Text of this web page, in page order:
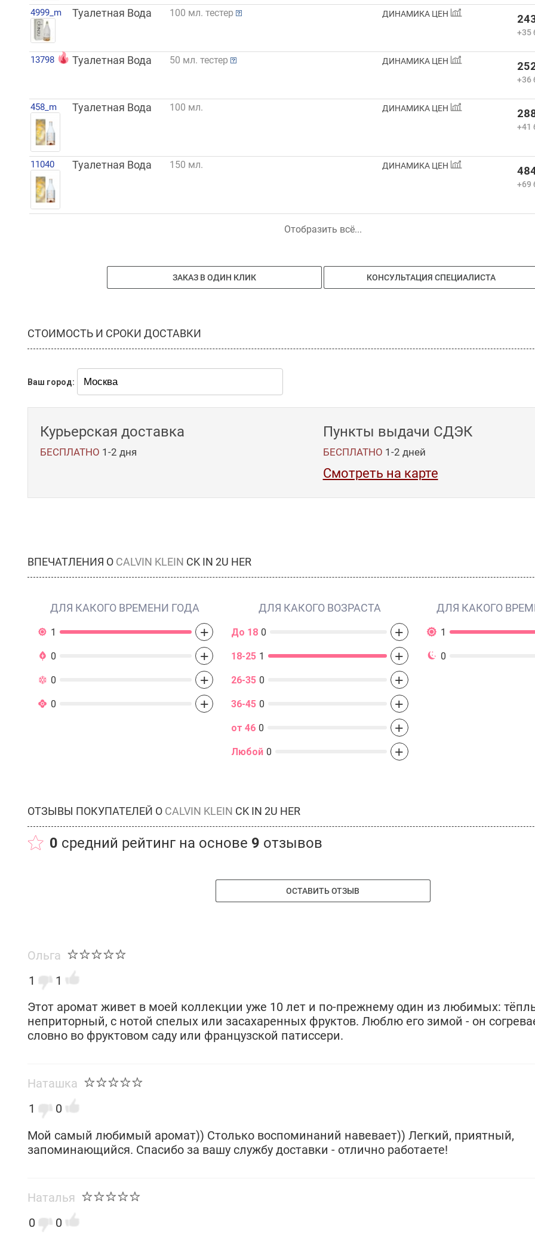
4999_m Туалетная Вода 100 мл. тестер ДИНАМИКА ЦЕН
+35
13798 Туалетная Вода 50 мл. тестер ДИНАМИКА ЦЕН
+36
458_m Туалетная Вода 100 мл. ДИНАМИКА ЦЕН
+41
11040 Туалетная Вода 150 мл. ДИНАМИКА ЦЕН
+69
Отобразить всё...
ЗАКАЗ В ОДИН КЛИК КОНСУЛЬТАЦИЯ СПЕЦИАЛИСТА
СТОИМОСТЬ И СРОКИ ДОСТАВКИ
Ваш город:
Курьерская доставка
БЕСПЛАТНО 1-2 дня
Пункты выдачи СДЭК
БЕСПЛАТНО 1-2 дней
Смотреть на карте
ВПЕЧАТЛЕНИЯ О CALVIN KLEIN CK IN 2U HER
ДЛЯ КАКОГО ВРЕМЕНИ ГОДА
1 +
0 +
0 +
0 +
ДЛЯ КАКОГО ВОЗРАСТА
До 18 0 +
18-25 1 +
26-35 0 +
36-45 0 +
от 46 0 +
Любой 0 +
ДЛЯ КАКОГО
1
0
ОТЗЫВЫ ПОКУПАТЕЛЕЙ О CALVIN KLEIN CK IN 2U HER
0 средний рейтинг на основе 9 отзывов
ОСТАВИТЬ ОТЗЫВ
Ольга
1
1
Этот аромат живет в моей коллекции уже 10 лет и по-прежнему один из любимых:
неприторный, с нотой спелых или засахаренных фруктов. Люблю его зимой - он
словно во фруктовом саду или французской патиссери.
Наташка
1
0
Мой самый любимый аромат)) Столько воспоминаний навевает)) Легкий, приятный,
запоминающийся. Спасибо за вашу службу доставки - отлично работаете!
Наталья
0
0